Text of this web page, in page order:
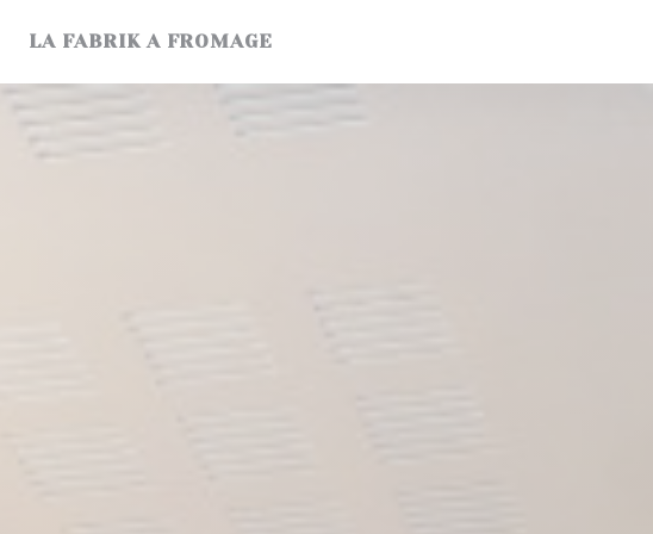
LA FABRIK A FROMAGE